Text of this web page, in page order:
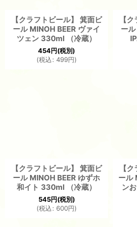
【クラフトビール】 箕面ビ
ール MINOH BEER ヴァイ
ツェン 330ml （冷蔵）
454円(税別)
(税込: 499円)
【
ー
【クラフトビール】 箕面ビ
ール MINOH BEER ゆずホ
和イト 330ml （冷蔵）
545円(税別)
(税込: 600円)
【
ール
ン